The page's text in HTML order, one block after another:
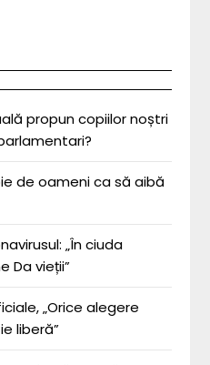
propun copiilor noștri
de oameni ca să aibă
„În ciuda
Da vieții”
„Orice alegere
liberă”